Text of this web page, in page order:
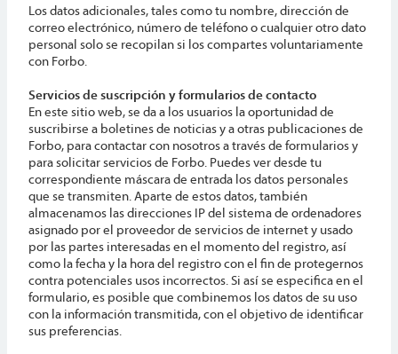
Los datos adicionales, tales como tu nombre, dirección de
correo electrónico, número de teléfono o cualquier otro dato
personal solo se recopilan si los compartes voluntariamente
con Forbo.
Servicios de suscripción y formularios de contacto
En este sitio web, se da a los usuarios la oportunidad de
suscribirse a boletines de noticias y a otras publicaciones de
Forbo, para contactar con nosotros a través de formularios y
para solicitar servicios de Forbo. Puedes ver desde tu
correspondiente máscara de entrada los datos personales
que se transmiten. Aparte de estos datos, también
almacenamos las direcciones IP del sistema de ordenadores
asignado por el proveedor de servicios de internet y usado
por las partes interesadas en el momento del registro, así
como la fecha y la hora del registro con el fin de protegernos
contra potenciales usos incorrectos. Si así se especifica en el
formulario, es posible que combinemos los datos de su uso
con la información transmitida, con el objetivo de identificar
sus preferencias.